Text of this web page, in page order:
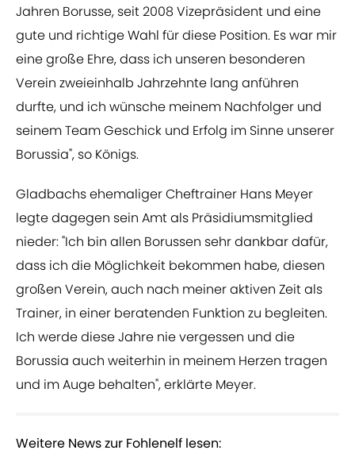
Jahren Borusse, seit 2008 Vizepräsident und eine
gute und richtige Wahl für diese Position. Es war mir
eine große Ehre, dass ich unseren besonderen
Verein zweieinhalb Jahrzehnte lang anführen
durfte, und ich wünsche meinem Nachfolger und
seinem Team Geschick und Erfolg im Sinne unserer
Borussia", so Königs.
Gladbachs ehemaliger Cheftrainer Hans Meyer
legte dagegen sein Amt als Präsidiumsmitglied
nieder: "Ich bin allen Borussen sehr dankbar dafür,
dass ich die Möglichkeit bekommen habe, diesen
großen Verein, auch nach meiner aktiven Zeit als
Trainer, in einer beratenden Funktion zu begleiten.
Ich werde diese Jahre nie vergessen und die
Borussia auch weiterhin in meinem Herzen tragen
und im Auge behalten", erklärte Meyer.
Weitere News zur Fohlenelf lesen: